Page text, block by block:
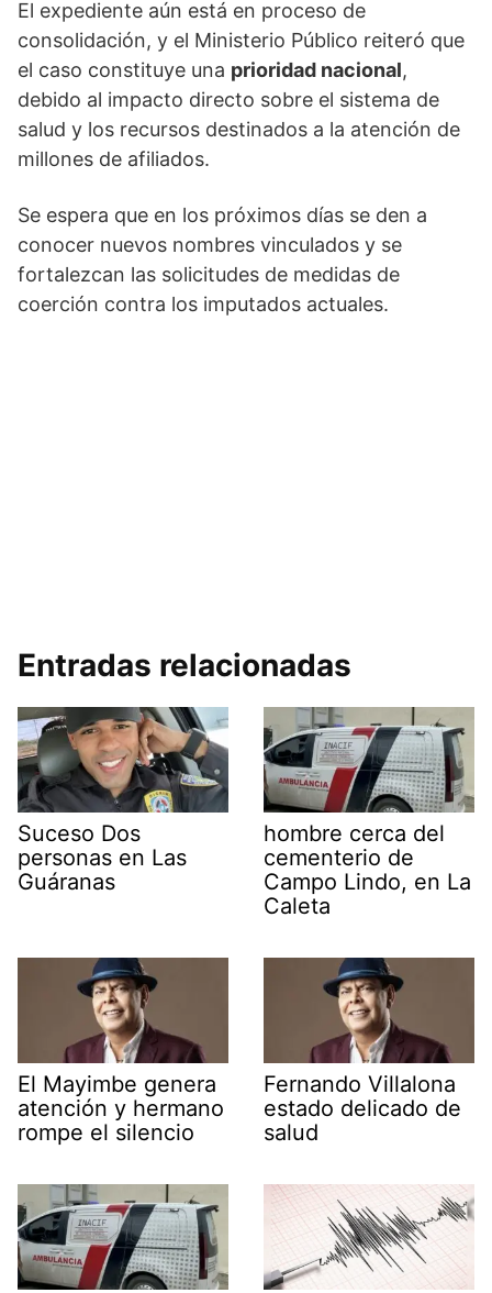
El expediente aún está en proceso de
consolidación, y el Ministerio Público reiteró que
el caso constituye una prioridad nacional,
debido al impacto directo sobre el sistema de
salud y los recursos destinados a la atención de
millones de afiliados.
Se espera que en los próximos días se den a
conocer nuevos nombres vinculados y se
fortalezcan las solicitudes de medidas de
coerción contra los imputados actuales.
Entradas relacionadas
Suceso Dos
personas en Las
Guáranas
hombre cerca del
cementerio de
Campo Lindo, en La
Caleta
El Mayimbe genera
atención y hermano
rompe el silencio
Fernando Villalona
estado delicado de
salud